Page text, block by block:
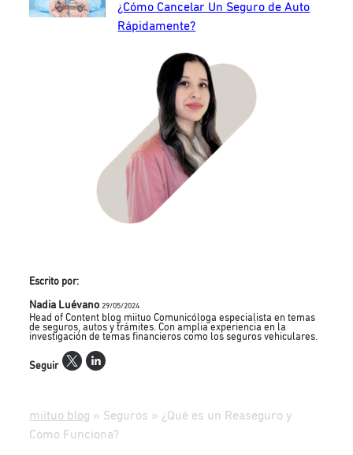
¿Cómo Cancelar Un Seguro de Auto
Rápidamente?
Escrito por:
Nadia Luévano 29/05/2024
Head of Content blog miituo Comunicóloga especialista en temas
de seguros, autos y trámites. Con amplia experiencia en la
investigación de temas financieros como los seguros vehiculares.
Seguir
miituo blog » Seguros » ¿Qué es un Reaseguro y
Cómo Funciona?